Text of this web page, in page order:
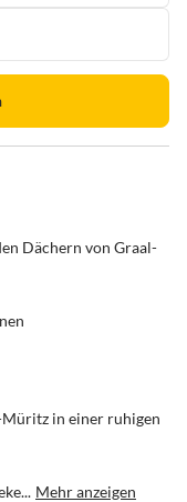
Dächern von Graal-
Müritz in einer ruhigen
Mehr anzeigen